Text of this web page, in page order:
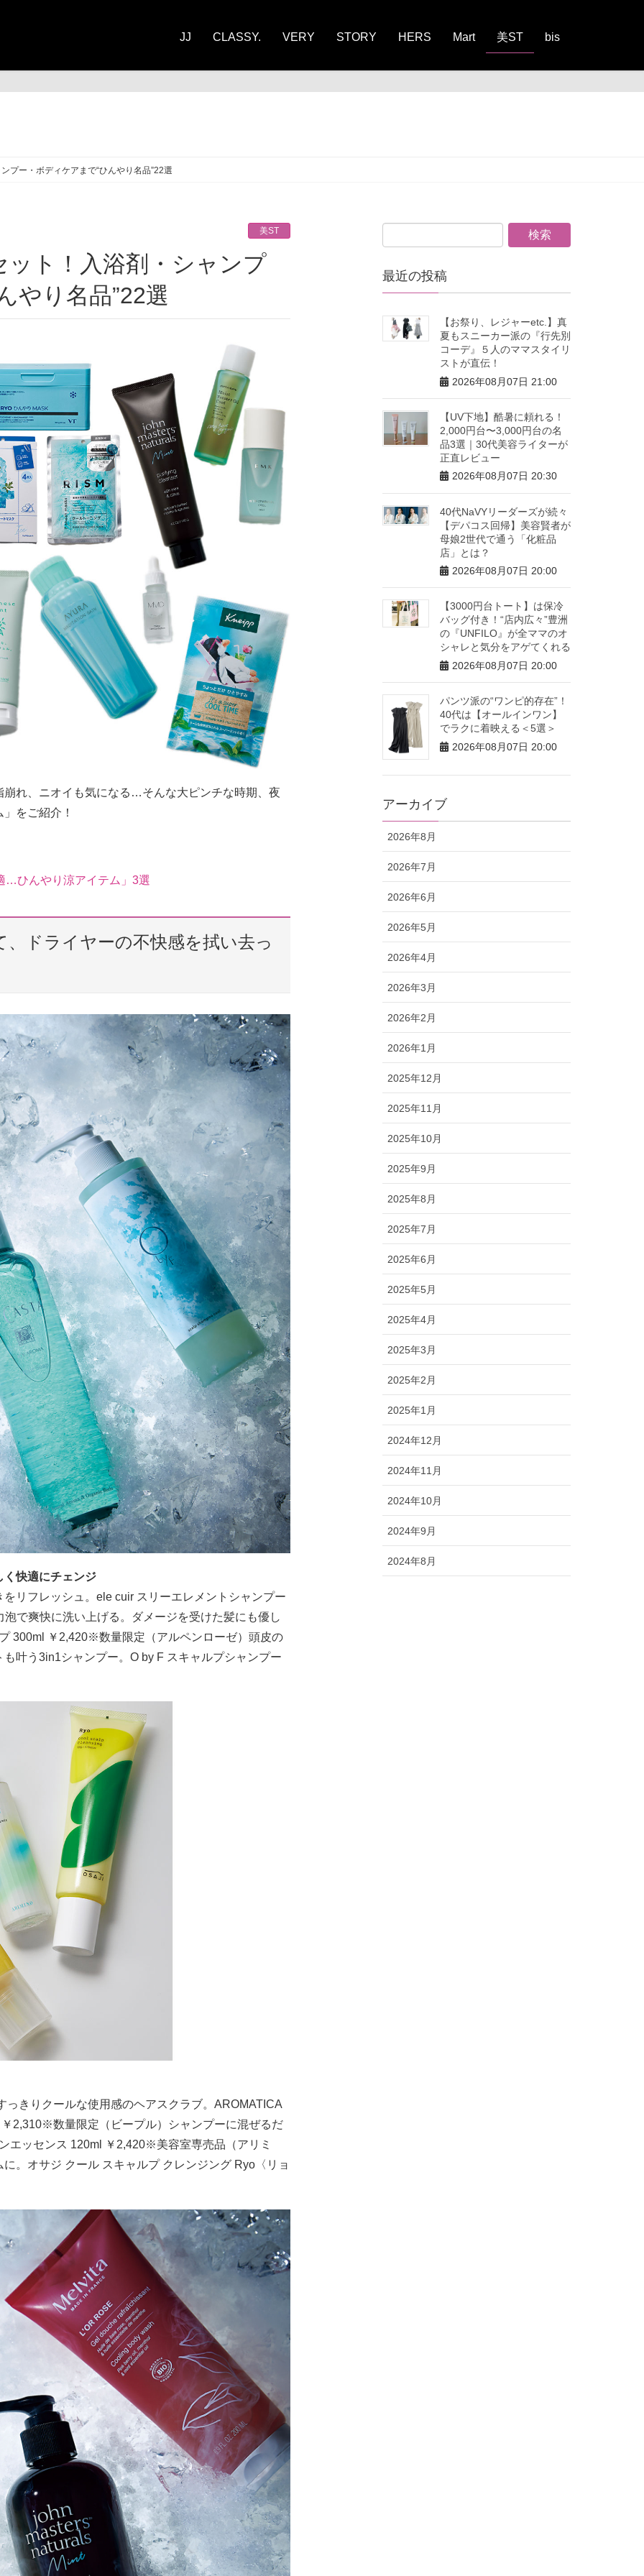
JJ CLASSY. VERY STORY HERS Mart 美ST bis
プー・ボディケアまで“ひんやり名品”22選
美ST
やり名品”22選
れ、ニオイも気になる…そんな大ピンチな時期、夜
をご紹介！
…ひんやり涼アイテム」3選
ドライヤーの不快感を拭い去っ
く快適にチェンジ
リフレッシュ。ele cuir スリーエレメントシャンプー
で爽快に洗い上げる。ダメージを受けた髪にも優し
300ml ￥2,420※数量限定（アルペンローゼ）頭皮の
叶う3in1シャンプー。O by F スキャルプシャンプー
きりクールな使用感のヘアスクラブ。AROMATICA
2,310※数量限定（ビープル）シャンプーに混ぜるだ
エッセンス 120ml ￥2,420※美容室専売品（アリミ
。オサジ クール スキャルプ クレンジング Ryo〈リョ
最近の投稿
【お祭り、レジャーetc.】真
夏もスニーカー派の『行先別
コーデ』５人のママスタイリ
ストが直伝！
2026年08月07日 21:00
【UV下地】酷暑に頼れる！
2,000円台〜3,000円台の名
品3選｜30代美容ライターが
正直レビュー
2026年08月07日 20:30
40代NaVYリーダーズが続々
【デパコス回帰】美容賢者が
母娘2世代で通う「化粧品
店」とは？
2026年08月07日 20:00
【3000円台トート】は保冷
バッグ付き！“店内広々”豊洲
の『UNFILO』が全ママのオ
シャレと気分をアゲてくれる
2026年08月07日 20:00
パンツ派の“ワンピ的存在”！
40代は【オールインワン】
でラクに着映える＜5選＞
2026年08月07日 20:00
アーカイブ
2026年8月
2026年7月
2026年6月
2026年5月
2026年4月
2026年3月
2026年2月
2026年1月
2025年12月
2025年11月
2025年10月
2025年9月
2025年8月
2025年7月
2025年6月
2025年5月
2025年4月
2025年3月
2025年2月
2025年1月
2024年12月
2024年11月
2024年10月
2024年9月
2024年8月